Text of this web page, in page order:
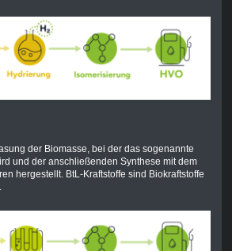
der Biomasse, bei der das sogenannte
und der anschließenden Synthese mit dem
hergestellt. BtL-Kraftstoffe sind Biokraftstoffe